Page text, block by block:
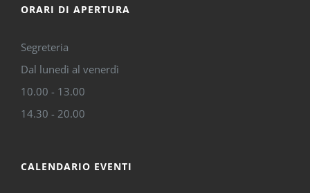
ORARI DI APERTURA
Segreteria
Dal lunedì al venerdì
10.00 - 13.00
14.30 - 20.00
CALENDARIO EVENTI